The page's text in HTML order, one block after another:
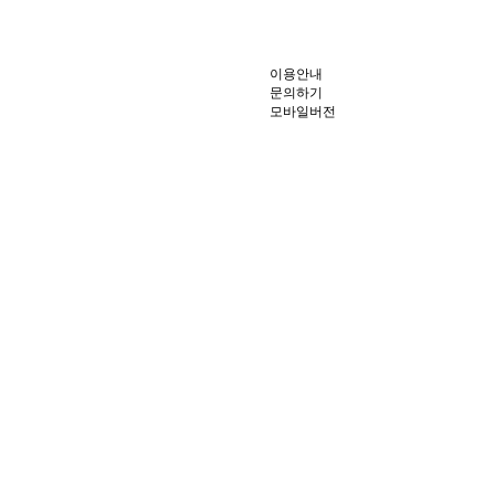
이용안내
문의하기
모바일버전